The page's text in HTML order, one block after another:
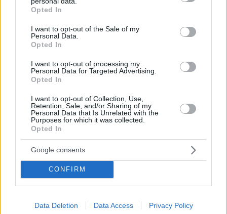
grant or deny consent to Google and its third-party tags to
use your data for below specified purposes in below Google
consent section.
Opted In
I want to opt-out of the Sale of my
Personal Data.
Opted In
I want to opt-out of processing my
Personal Data for Targeted Advertising.
Opted In
I want to opt-out of Collection, Use,
Retention, Sale, and/or Sharing of my
Personal Data that Is Unrelated with the
Purposes for which it was collected.
Opted In
Google consents
CONFIRM
Data Deletion Data Access Privacy Policy
ΤΑ ΠΙΟ ΔΗΜΟΦΙΛΗ